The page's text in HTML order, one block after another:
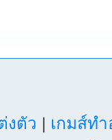
งตัว | เกมส์ท